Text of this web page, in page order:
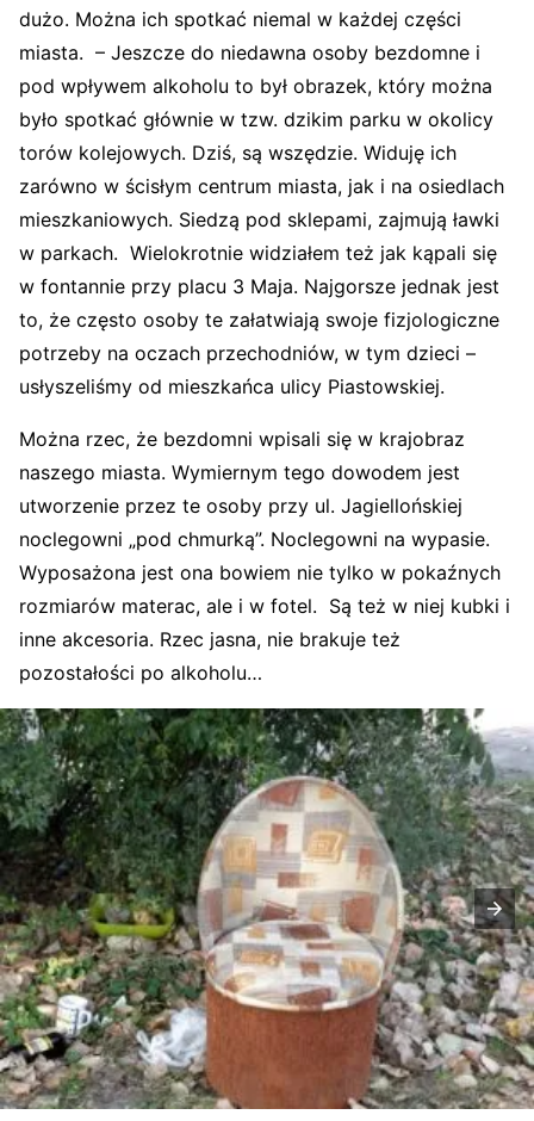
dużo. Można ich spotkać niemal w każdej części
miasta. – Jeszcze do niedawna osoby bezdomne i
pod wpływem alkoholu to był obrazek, który można
było spotkać głównie w tzw. dzikim parku w okolicy
torów kolejowych. Dziś, są wszędzie. Widuję ich
zarówno w ścisłym centrum miasta, jak i na osiedlach
mieszkaniowych. Siedzą pod sklepami, zajmują ławki
w parkach. Wielokrotnie widziałem też jak kąpali się
w fontannie przy placu 3 Maja. Najgorsze jednak jest
to, że często osoby te załatwiają swoje fizjologiczne
potrzeby na oczach przechodniów, w tym dzieci –
usłyszeliśmy od mieszkańca ulicy Piastowskiej.
Można rzec, że bezdomni wpisali się w krajobraz
naszego miasta. Wymiernym tego dowodem jest
utworzenie przez te osoby przy ul. Jagiellońskiej
noclegowni „pod chmurką”. Noclegowni na wypasie.
Wyposażona jest ona bowiem nie tylko w pokaźnych
rozmiarów materac, ale i w fotel. Są też w niej kubki i
inne akcesoria. Rzec jasna, nie brakuje też
pozostałości po alkoholu…